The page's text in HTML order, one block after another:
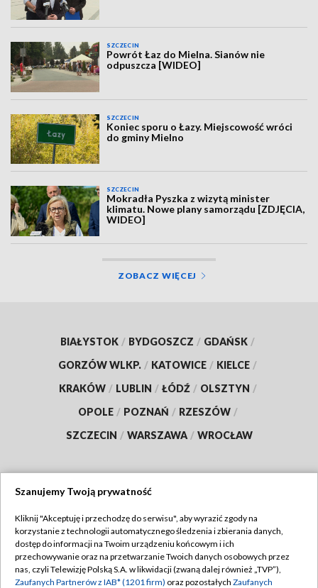
SZCZECIN
Powrót Łaz do Mielna. Sianów nie
odpuszcza [WIDEO]
SZCZECIN
Koniec sporu o Łazy. Miejscowość wróci
do gminy Mielno
SZCZECIN
Mokradła Pyszka z wizytą minister
klimatu. Nowe plany samorządu [ZDJĘCIA,
WIDEO]
ZOBACZ WIĘCEJ
BIAŁYSTOK / BYDGOSZCZ / GDAŃSK /
GORZÓW WLKP. / KATOWICE / KIELCE /
KRAKÓW / LUBLIN / ŁÓDŹ / OLSZTYN /
OPOLE / POZNAŃ / RZESZÓW /
SZCZECIN / WARSZAWA / WROCŁAW
TVP
Abonament TVP
Emisja w TVP
Regulamin TVP
Polityka prywatności
Szanujemy Twoją prywatność
Kliknij "Akceptuję i przechodzę do serwisu", aby wyrazić zgody na
korzystanie z technologii automatycznego śledzenia i zbierania danych,
dostęp do informacji na Twoim urządzeniu końcowym i ich
przechowywanie oraz na przetwarzanie Twoich danych osobowych przez
nas, czyli Telewizję Polską S.A. w likwidacji (zwaną dalej również „TVP”),
Zaufanych Partnerów z IAB* (1201 firm) oraz pozostałych Zaufanych